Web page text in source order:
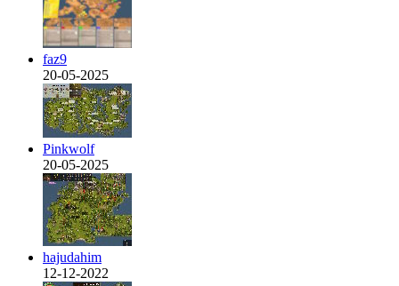
faz9
20-05-2025
Pinkwolf
20-05-2025
hajudahim
12-12-2022